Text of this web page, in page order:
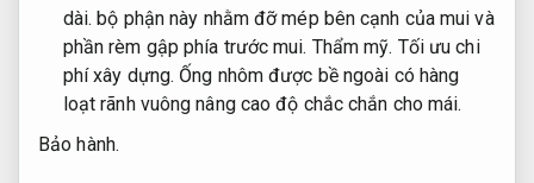
dài. bộ phận này nhằm đỡ mép bên cạnh của mui và
phần rèm gập phía trước mui. Thẩm mỹ. Tối ưu chi
phí xây dựng. Ống nhôm được bề ngoài có hàng
loạt rãnh vuông nâng cao độ chắc chắn cho mái.
Bảo hành.